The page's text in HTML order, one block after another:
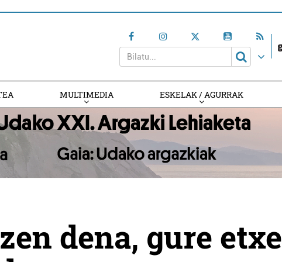
MULTIMEDIA ESKELAK / AGURRAK
dena, gure etxe